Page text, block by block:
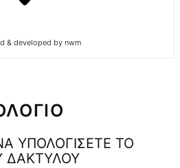
& developed by nwm
ΥΠΟΛΟΓΙΣΕΤΕ ΤΟ
ΔΑΚΤΥΛΟΥ